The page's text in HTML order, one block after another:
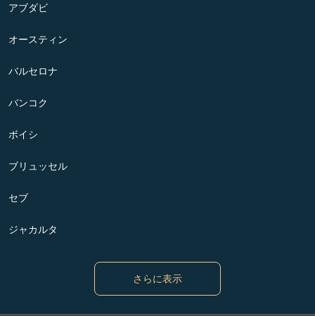
アブダビ
オースティン
バルセロナ
バンコク
ボイシ
ブリュッセル
セブ
ジャカルタ
さらに表示